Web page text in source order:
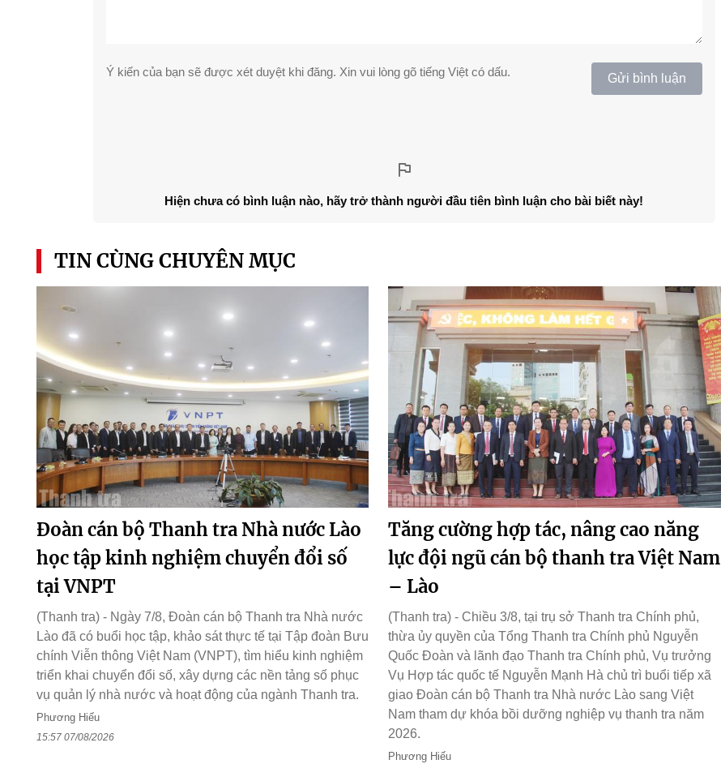
Ý kiến của bạn sẽ được xét duyệt khi đăng. Xin vui lòng gõ tiếng Việt có dấu. Gửi bình luận
Hiện chưa có bình luận nào, hãy trở thành người đầu tiên bình luận cho bài biết này!
TIN CÙNG CHUYÊN MỤC
Đoàn cán bộ Thanh tra Nhà nước Lào
học tập kinh nghiệm chuyển đổi số
tại VNPT
(Thanh tra) - Ngày 7/8, Đoàn cán bộ Thanh tra Nhà nước
Lào đã có buổi học tập, khảo sát thực tế tại Tập đoàn Bưu
chính Viễn thông Việt Nam (VNPT), tìm hiểu kinh nghiệm
triển khai chuyển đổi số, xây dựng các nền tảng số phục
vụ quản lý nhà nước và hoạt động của ngành Thanh tra.
Phương Hiếu
15:57 07/08/2026
Tăng cường hợp tác, nâng cao năng
lực đội ngũ cán bộ thanh tra Việt Nam
– Lào
(Thanh tra) - Chiều 3/8, tại trụ sở Thanh tra Chính phủ,
thừa ủy quyền của Tổng Thanh tra Chính phủ Nguyễn
Quốc Đoàn và lãnh đạo Thanh tra Chính phủ, Vụ trưởng
Vụ Hợp tác quốc tế Nguyễn Mạnh Hà chủ trì buổi tiếp xã
giao Đoàn cán bộ Thanh tra Nhà nước Lào sang Việt
Nam tham dự khóa bồi dưỡng nghiệp vụ thanh tra năm
2026.
Phương Hiếu